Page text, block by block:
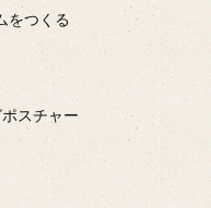
をつくる
スチャー